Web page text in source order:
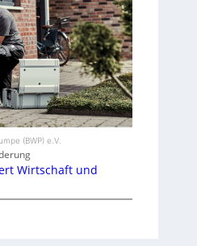
(BWP) e.V.
Wirtschaft und